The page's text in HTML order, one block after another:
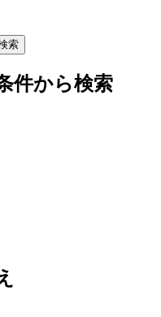
索
件から検索